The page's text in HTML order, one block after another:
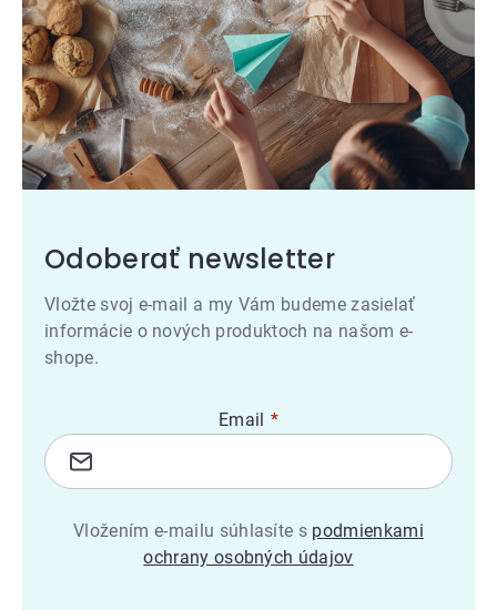
Odoberať newsletter
Vložte svoj e-mail a my Vám budeme zasielať
informácie o nových produktoch na našom e-
shope.
Email
Vložením e-mailu súhlasíte s podmienkami
ochrany osobných údajov